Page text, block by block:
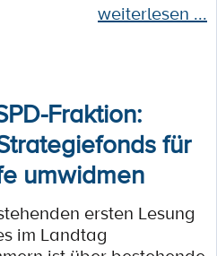
weiterlesen ...
Fraktion:
für
umwidmen
ersten Lesung
im Landtag